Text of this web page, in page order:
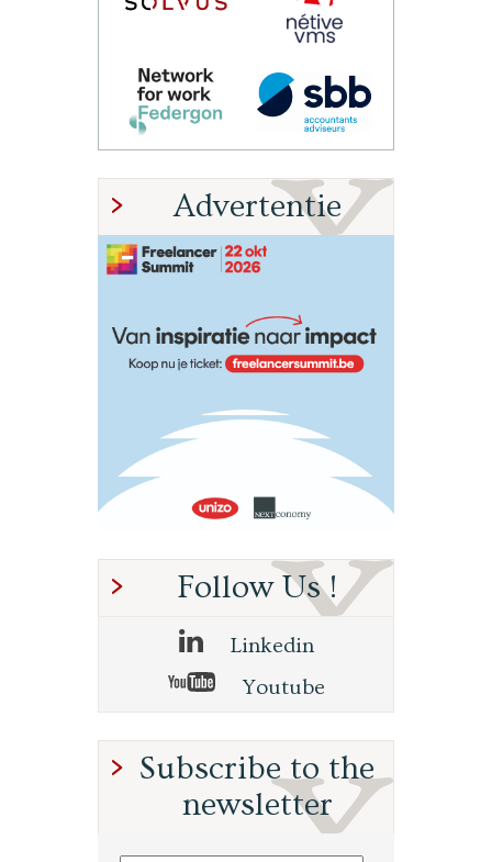
Advertentie
Follow Us !
Linkedin
Youtube
Subscribe to the
newsletter